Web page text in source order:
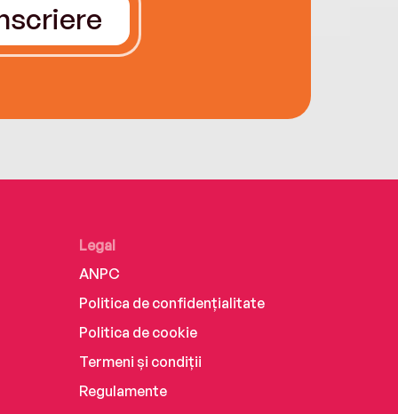
Legal
ANPC
Politica de confidențialitate
Politica de cookie
Termeni și condiții
Regulamente